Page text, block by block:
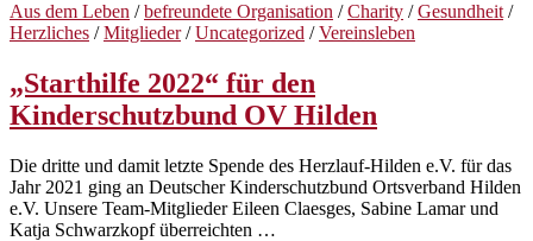
Aus dem Leben /befreundete Organisation /Charity /Gesundheit /
Herzliches /Mitglieder/Uncategorized /Vereinsleben
„Starthilfe 2022“ für den
Kinderschutzbund OV Hilden
Die dritte und damit letzte Spende des Herzlauf-Hilden e.V. für das
Jahr 2021 ging an Deutscher Kinderschutzbund Ortsverband Hilden
e.V. Unsere Team-Mitglieder Eileen Claesges, Sabine Lamar und
Katja Schwarzkopf überreichten …